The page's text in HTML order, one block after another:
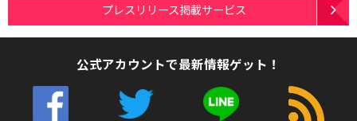
プレスリリース掲載サービス
公式アカウントで最新情報ゲット！